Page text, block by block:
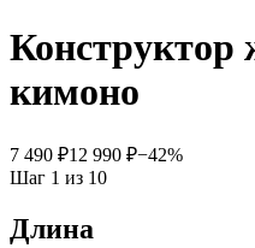
Конструктор
кимоно
7 490 ₽12 990 ₽−42%
Шаг 1 из 10
Длина